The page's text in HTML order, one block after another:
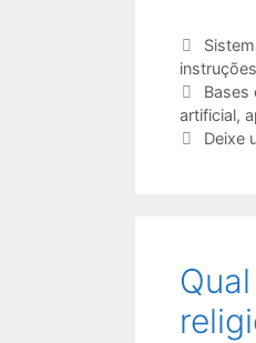
instruções
Bases
artificial,
Deixe